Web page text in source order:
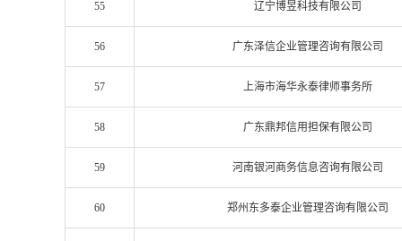
55 辽宁博昱科技有限公司
56 广东泽信企业管理咨询有限公司
57 上海市海华永泰律师事务所
58 广东鼎邦信用担保有限公司
59 河南银河商务信息咨询有限公司
60 郑州东多泰企业管理咨询有限公司